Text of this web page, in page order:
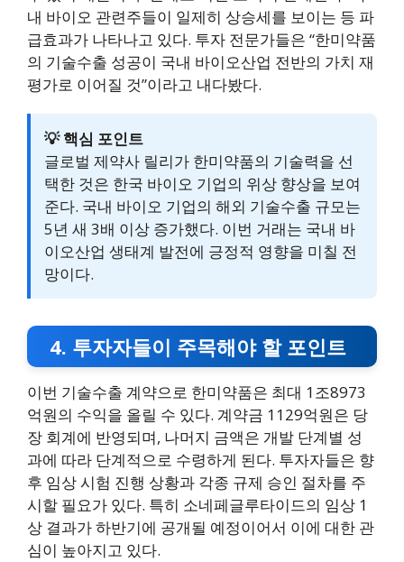
내 바이오 관련주들이 일제히 상승세를 보이는 등 파
급효과가 나타나고 있다. 투자 전문가들은 “한미약품
의 기술수출 성공이 국내 바이오산업 전반의 가치 재
평가로 이어질 것”이라고 내다봤다.
💡 핵심 포인트
글로벌 제약사 릴리가 한미약품의 기술력을 선
택한 것은 한국 바이오 기업의 위상 향상을 보여
준다. 국내 바이오 기업의 해외 기술수출 규모는
5년 새 3배 이상 증가했다. 이번 거래는 국내 바
이오산업 생태계 발전에 긍정적 영향을 미칠 전
망이다.
4. 투자자들이 주목해야 할 포인트
이번 기술수출 계약으로 한미약품은 최대 1조8973
억원의 수익을 올릴 수 있다. 계약금 1129억원은 당
장 회계에 반영되며, 나머지 금액은 개발 단계별 성
과에 따라 단계적으로 수령하게 된다. 투자자들은 향
후 임상 시험 진행 상황과 각종 규제 승인 절차를 주
시할 필요가 있다. 특히 소네페글루타이드의 임상 1
상 결과가 하반기에 공개될 예정이어서 이에 대한 관
심이 높아지고 있다.